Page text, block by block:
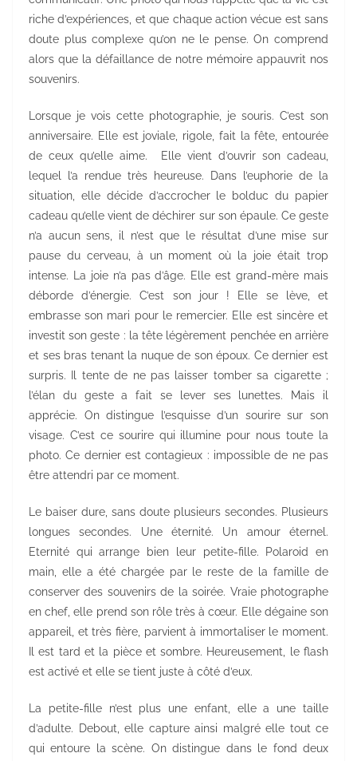
riche d’expériences, et que chaque action vécue est sans
doute plus complexe qu’on ne le pense. On comprend
alors que la défaillance de notre mémoire appauvrit nos
souvenirs.
Lorsque je vois cette photographie, je souris. C’est son
anniversaire. Elle est joviale, rigole, fait la fête, entourée
de ceux qu’elle aime. Elle vient d’ouvrir son cadeau,
lequel l’a rendue très heureuse. Dans l’euphorie de la
situation, elle décide d’accrocher le bolduc du papier
cadeau qu’elle vient de déchirer sur son épaule. Ce geste
n’a aucun sens, il n’est que le résultat d’une mise sur
pause du cerveau, à un moment où la joie était trop
intense. La joie n’a pas d’âge. Elle est grand-mère mais
déborde d’énergie. C’est son jour ! Elle se lève, et
embrasse son mari pour le remercier. Elle est sincère et
investit son geste : la tête légèrement penchée en arrière
et ses bras tenant la nuque de son époux. Ce dernier est
surpris. Il tente de ne pas laisser tomber sa cigarette ;
l’élan du geste a fait se lever ses lunettes. Mais il
apprécie. On distingue l’esquisse d’un sourire sur son
visage. C’est ce sourire qui illumine pour nous toute la
photo. Ce dernier est contagieux : impossible de ne pas
être attendri par ce moment.
Le baiser dure, sans doute plusieurs secondes. Plusieurs
longues secondes. Une éternité. Un amour éternel.
Eternité qui arrange bien leur petite-fille. Polaroid en
main, elle a été chargée par le reste de la famille de
conserver des souvenirs de la soirée. Vraie photographe
en chef, elle prend son rôle très à cœur. Elle dégaine son
appareil, et très fière, parvient à immortaliser le moment.
Il est tard et la pièce et sombre. Heureusement, le flash
est activé et elle se tient juste à côté d’eux.
La petite-fille n’est plus une enfant, elle a une taille
d’adulte. Debout, elle capture ainsi malgré elle tout ce
qui entoure la scène. On distingue dans le fond deux